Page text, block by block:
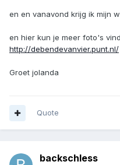
en en vanavond krijg ik mijn
en hier kun je meer foto's
http://debendevanvier.punt.nl/
Groet jolanda
Quote
backschless